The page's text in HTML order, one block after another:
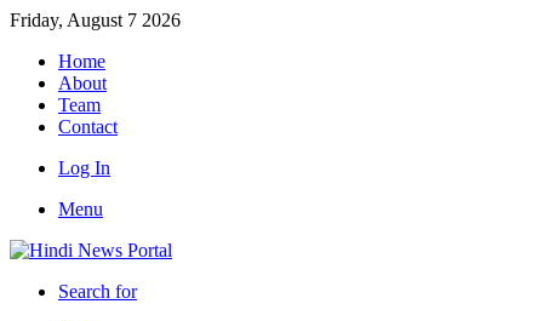
Friday, August 7 2026
Home
About
Team
Contact
Log In
Menu
Search for